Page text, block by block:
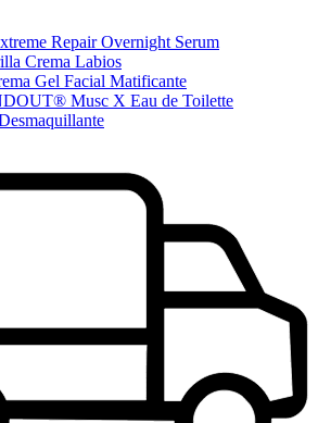
Repair Overnight Serum
Crema Labios
Gel Facial Matificante
Musc X Eau de Toilette